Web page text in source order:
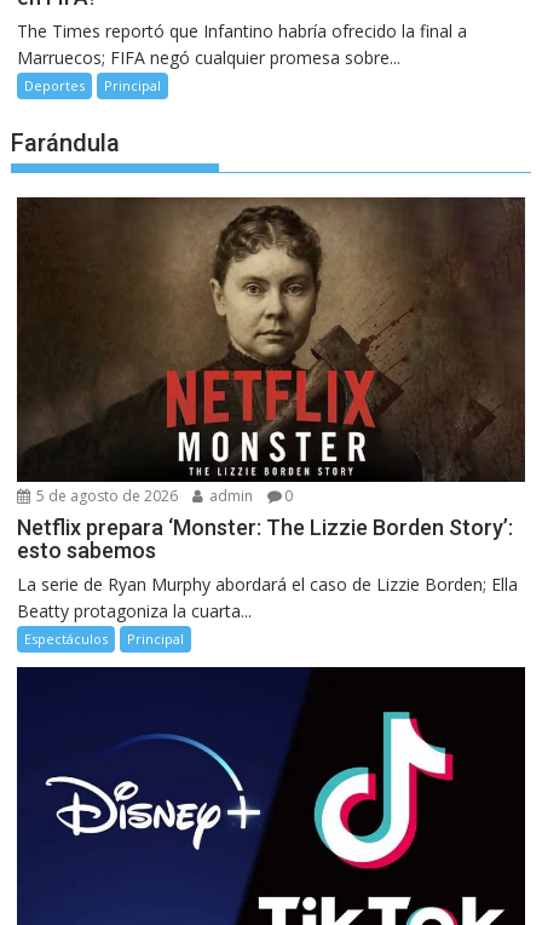
The Times reportó que Infantino habría ofrecido la final a
Marruecos; FIFA negó cualquier promesa sobre...
Deportes Principal
Farándula
5 de agosto de 2026 admin 0
Netflix prepara ‘Monster: The Lizzie Borden Story’:
esto sabemos
La serie de Ryan Murphy abordará el caso de Lizzie Borden; Ella
Beatty protagoniza la cuarta...
Espectáculos Principal